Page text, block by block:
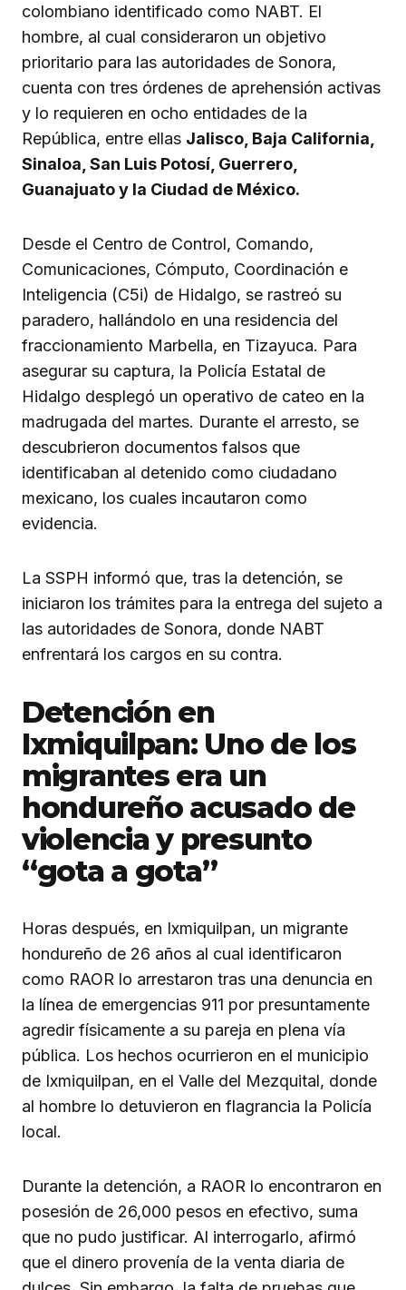
colombiano identificado como NABT. El
hombre, al cual consideraron un objetivo
prioritario para las autoridades de Sonora,
cuenta con tres órdenes de aprehensión activas
y lo requieren en ocho entidades de la
República, entre ellas Jalisco, Baja California,
Sinaloa, San Luis Potosí, Guerrero,
Guanajuato y la Ciudad de México.
Desde el Centro de Control, Comando,
Comunicaciones, Cómputo, Coordinación e
Inteligencia (C5i) de Hidalgo, se rastreó su
paradero, hallándolo en una residencia del
fraccionamiento Marbella, en Tizayuca. Para
asegurar su captura, la Policía Estatal de
Hidalgo desplegó un operativo de cateo en la
madrugada del martes. Durante el arresto, se
descubrieron documentos falsos que
identificaban al detenido como ciudadano
mexicano, los cuales incautaron como
evidencia.
La SSPH informó que, tras la detención, se
iniciaron los trámites para la entrega del sujeto a
las autoridades de Sonora, donde NABT
enfrentará los cargos en su contra.
Detención en
Ixmiquilpan: Uno de los
migrantes era un
hondureño acusado de
violencia y presunto
“gota a gota”
Horas después, en Ixmiquilpan, un migrante
hondureño de 26 años al cual identificaron
como RAOR lo arrestaron tras una denuncia en
la línea de emergencias 911 por presuntamente
agredir físicamente a su pareja en plena vía
pública. Los hechos ocurrieron en el municipio
de Ixmiquilpan, en el Valle del Mezquital, donde
al hombre lo detuvieron en flagrancia la Policía
local.
Durante la detención, a RAOR lo encontraron en
posesión de 26,000 pesos en efectivo, suma
que no pudo justificar. Al interrogarlo, afirmó
que el dinero provenía de la venta diaria de